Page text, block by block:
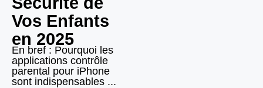
Vos Enfants
en 2025
En bref : Pourquoi les
applications contrôle
parental pour iPhone
sont indispensables ...